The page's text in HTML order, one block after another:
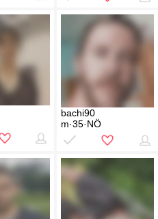
bachi90
m·35·NÖ